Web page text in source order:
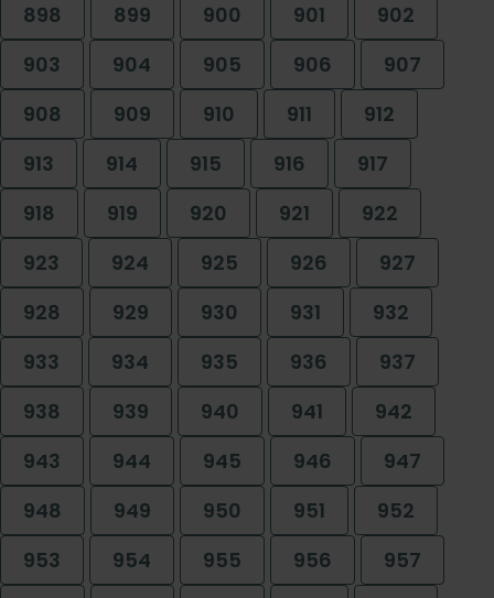
898
899 900 901
902
903
904 905 906
907
908
909 910 911
912
913
914 915 916
917
918
919 920 921
922
923
924 925 926
927
928
929 930 931
932
933
934 935 936
937
938
939 940 941
942
943
944 945 946
947
948
949 950 951
952
953
954 955 956
957